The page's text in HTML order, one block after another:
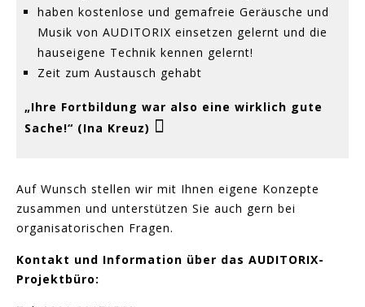
haben kostenlose und gemafreie Geräusche und
Musik von AUDITORIX einsetzen gelernt und die
hauseigene Technik kennen gelernt!
Zeit zum Austausch gehabt
„Ihre Fortbildung war also eine wirklich gute
Sache!“ (Ina Kreuz)
Auf Wunsch stellen wir mit Ihnen eigene Konzepte
zusammen und unterstützen Sie auch gern bei
organisatorischen Fragen.
Kontakt und Information über das AUDITORIX-
Projektbüro: